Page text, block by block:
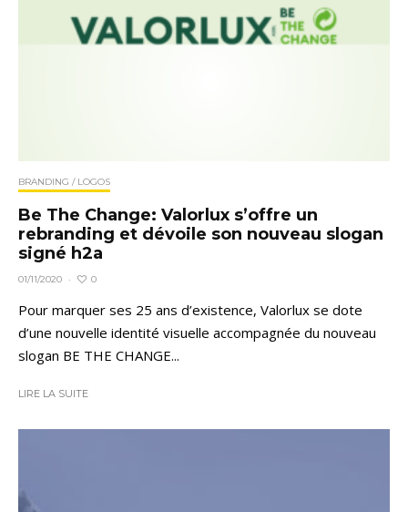
BRANDING / LOGOS
Be The Change: Valorlux s’offre un
rebranding et dévoile son nouveau slogan
signé h2a
01/11/2020 · 0
Pour marquer ses 25 ans d’existence, Valorlux se dote
d’une nouvelle identité visuelle accompagnée du nouveau
slogan BE THE CHANGE...
LIRE LA SUITE